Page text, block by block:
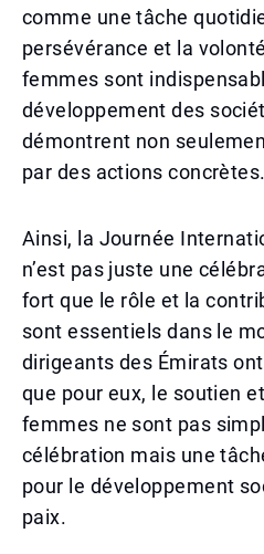
comme une tâche
persévérance et la
femmes sont
développement des
démontrent non
par des actions concrètes.
Ainsi, la Journée
n’est pas juste une
fort que le rôle et la
sont essentiels dans le
dirigeants des Émirats
que pour eux, le soutien
femmes ne sont pas
célébration mais une
pour le développement
paix.